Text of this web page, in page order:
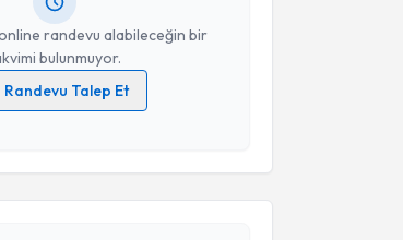
randevu alabileceğin bir
bulunmuyor.
Randevu Talep Et
ilişkinAydınlatma Metni